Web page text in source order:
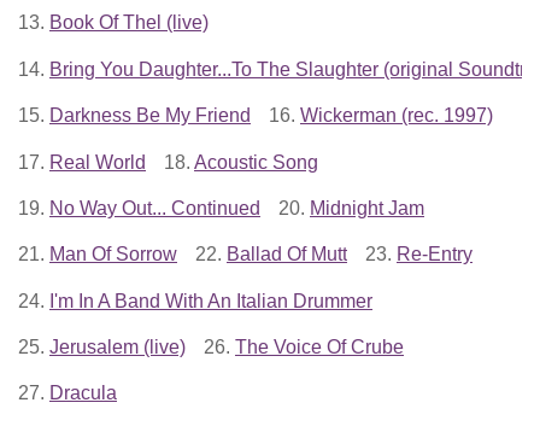
13. Book Of Thel (live)
14. Bring You Daughter...To The Slaughter (original
15. Darkness Be My Friend 16. Wickerman (rec. 1997)
17. Real World 18. Acoustic Song
19. No Way Out... Continued 20. Midnight Jam
21. Man Of Sorrow 22. Ballad Of Mutt 23. Re-Entry
24. I'm In A Band With An Italian Drummer
25. Jerusalem (live) 26. The Voice Of Crube
27. Dracula